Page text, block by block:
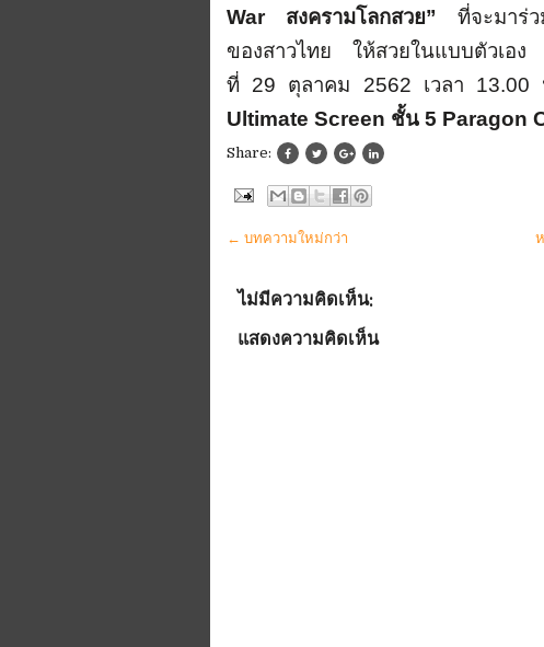
War สงครามโลกสวย” ที่จะมาร่ว
ของสาวไทย ให้สวยในแบบตัวเ
ที่ 29 ตุลาคม 2562 เวลา 13.00
Ultimate Screen ชั้น 5 Paragon
Share:
← บทความใหม่กว่า
ไม่มีความคิดเห็น:
แสดงความคิดเห็น